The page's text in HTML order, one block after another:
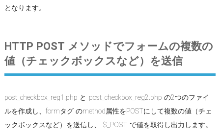
となります。
HTTP POST メソッドでフォームの複数の
値（チェックボックスなど）を送信
post_checkbox_reg1.php と post_checkbox_reg2.php の2つのファイ
ルを作成し、formタグ のmethod属性をPOSTにして複数の値（チェ
ックボックスなど）を送信し、 $_POST で値を取得し出力します。